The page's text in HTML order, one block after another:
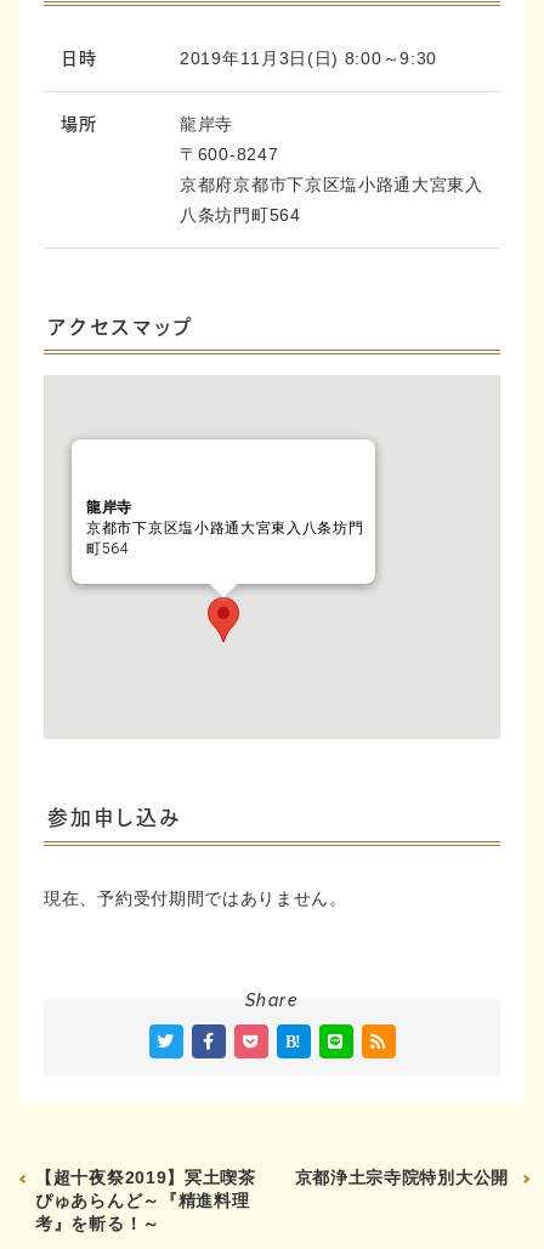
日時 2019年11月3日(日) 8:00～9:30
場所
龍岸寺
〒600-8247
京都府京都市下京区塩小路通大宮東入
八条坊門町564
アクセスマップ
龍岸寺
京都市下京区塩小路通大宮東入八条坊門
町564
参加申し込み
現在、予約受付期間ではありません。
Share
【超十夜祭2019】冥土喫茶
ぴゅあらんど～『精進料理
考』を斬る！～
京都浄土宗寺院特別大公開